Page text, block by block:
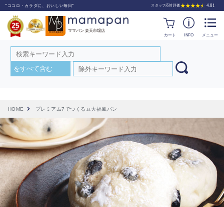
HOME プレミアム7でつくる豆大福風パン
カート INFO メニュー